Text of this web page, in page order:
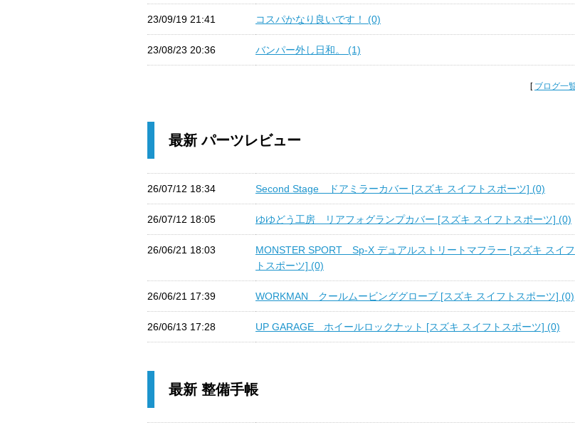
23/09/19 21:41 コスパかなり良いです！ (0)
23/08/23 20:36 バンパー外し日和。 (1)
[ ブログ一
最新 パーツレビュー
26/07/12 18:34 Second Stage ドアミラーカバー [スズキ スイフトスポーツ] (0)
26/07/12 18:05 ゆゆどう工房 リアフォグランプカバー [スズキ スイフトスポーツ] (0)
26/06/21 18:03
MONSTER SPORT Sp-X デュアルストリートマフラー [スズキ スイフ
トスポーツ] (0)
26/06/21 17:39 WORKMAN クールムービンググローブ [スズキ スイフトスポーツ] (0)
26/06/13 17:28 UP GARAGE ホイールロックナット [スズキ スイフトスポーツ] (0)
最新 整備手帳